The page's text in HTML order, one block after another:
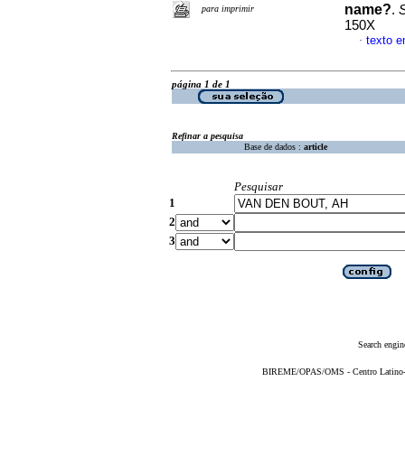
para imprimir
name?.
150X
· texto
página 1 de 1
Refinar a pesquisa
Base de dados : article
Pesquisar
1
2
3
Search
BIREME/OPAS/OMS - Centro Latino-